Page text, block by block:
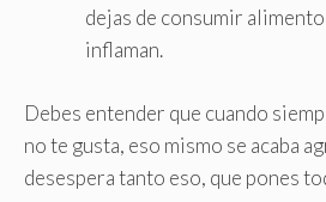
dejas de consumir
inflaman.
Debes entender que cuando
no te gusta, eso mismo se acaba
desespera tanto eso, que pones